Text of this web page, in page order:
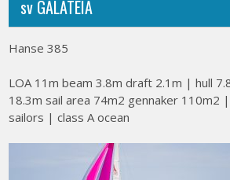
sv GALATEIA
Hanse 385
LOA 11m beam 3.8m draft 2.1m | hull
18.3m sail area 74m2 gennaker 110m2
sailors | class A ocean